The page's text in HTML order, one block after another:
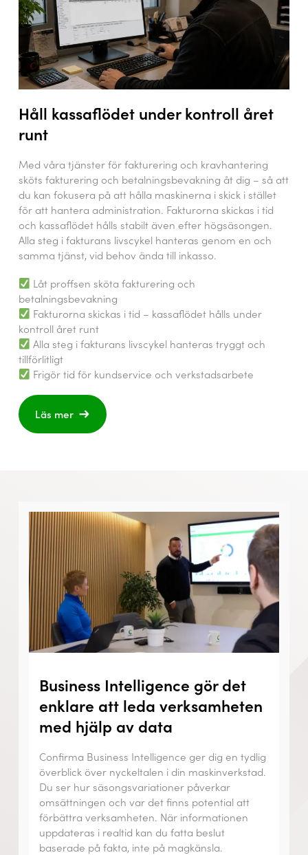
Håll kassaflödet under kontroll året
runt
Med våra tjänster för fakturering och kravhantering
sköts fakturering och betalningsbevakning åt dig – så att
du kan fokusera på att hålla maskinerna i skick i stället
för att hantera administration. Fakturorna skickas i tid
och kassaflödet hålls stabilt även efter högsäsongen.
Alla steg i fakturans livscykel hanteras genom en och
samma tjänst, vid behov ända till inkasso.
Låt proffsen sköta fakturering och
betalningsbevakning
Fakturorna skickas i tid – kassaflödet hålls under
kontroll året runt
Alla steg i fakturans livscykel hanteras tryggt och
tillförlitligt
Frigör tid för kundservice och verkstadsarbete
Läs mer
Business Intelligence gör det
enklare att leda verksamheten
med hjälp av data
Confirma Business Intelligence ger dig en tydlig
överblick över nyckeltalen i din maskinverkstad.
Du ser hur säsongsvariationer påverkar
omsättningen och var det finns potential att
förbättra verksamheten. När informationen
uppdateras i realtid kan du fatta beslut
baserade på fakta, inte på magkänsla.